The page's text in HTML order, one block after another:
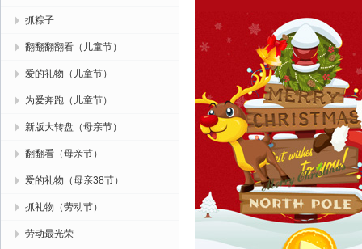
抓粽子
翻翻翻翻看（儿童节）
爱的礼物（儿童节）
为爱奔跑（儿童节）
新版大转盘（母亲节）
翻翻看（母亲节）
爱的礼物（母亲38节）
抓礼物（劳动节）
劳动最光荣